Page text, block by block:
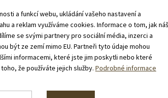
Zjistěte
a funkcí webu, ukládání vašeho nastavení a
a reklam využíváme cookies. Informace o tom, jak
se svými partnery pro sociální média, inzerci a
být ze zemí mimo EU. Partneři tyto údaje mohou
informacemi, které jste jim poskytli nebo které
že používáte jejich služby.Podrobné informace